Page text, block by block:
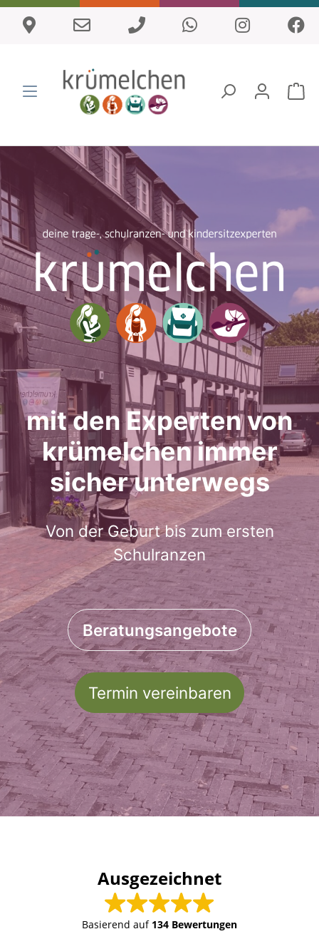
mit den Experten von
krümelchen immer
sicher unterwegs
Von der Geburt bis zum ersten
Schulranzen
Beratungsangebote
Termin vereinbaren
Ausgezeichnet
Basierend auf 134 Bewertungen